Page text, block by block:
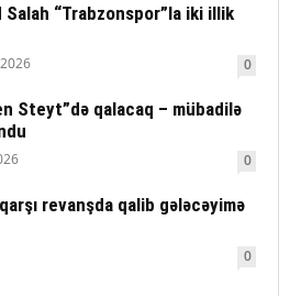
Salah “Trabzonspor”la iki illik
0
Steyt”də qalacaq – mübadilə
0
revanşda qalib gələcəyimə
0